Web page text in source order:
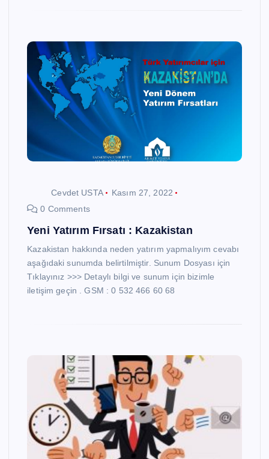
Cevdet USTA
Kasım 27, 2022
0 Comments
Yeni Yatırım Fırsatı : Kazakistan
Kazakistan hakkında neden yatırım yapmalıyım cevabı
aşağıdaki sunumda belirtilmiştir. Sunum Dosyası için
Tıklayınız >>> Detaylı bilgi ve sunum için bizimle
iletişim geçin . GSM : 0 532 466 60 68